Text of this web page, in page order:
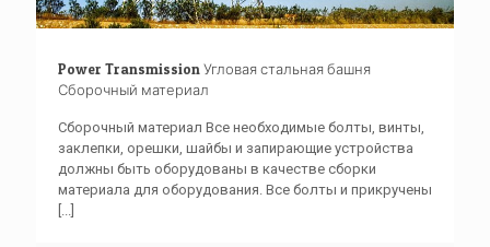
Power Transmission Угловая стальная башня
Сборочный материал
Сборочный материал Все необходимые болты, винты,
заклепки, орешки, шайбы и запирающие устройства
должны быть оборудованы в качестве сборки
материала для оборудования. Все болты и прикручены
[...]